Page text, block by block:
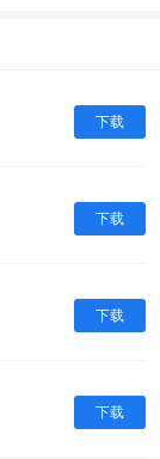
下载
下载
下载
下载